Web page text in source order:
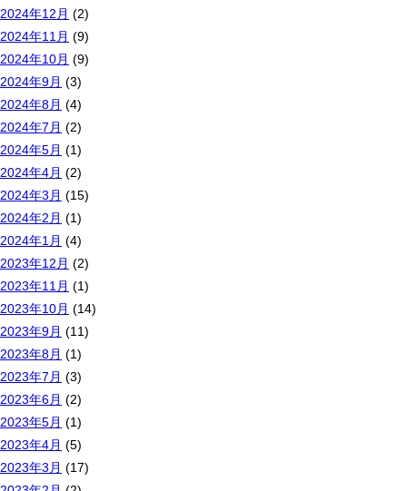
2024年12月 (2)
2024年11月 (9)
2024年10月 (9)
2024年9月 (3)
2024年8月 (4)
2024年7月 (2)
2024年5月 (1)
2024年4月 (2)
2024年3月 (15)
2024年2月 (1)
2024年1月 (4)
2023年12月 (2)
2023年11月 (1)
2023年10月 (14)
2023年9月 (11)
2023年8月 (1)
2023年7月 (3)
2023年6月 (2)
2023年5月 (1)
2023年4月 (5)
2023年3月 (17)